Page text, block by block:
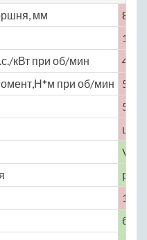
мм
89 ×
12
кВт при об/мин
408
при об/мин
580
5987
V-
10